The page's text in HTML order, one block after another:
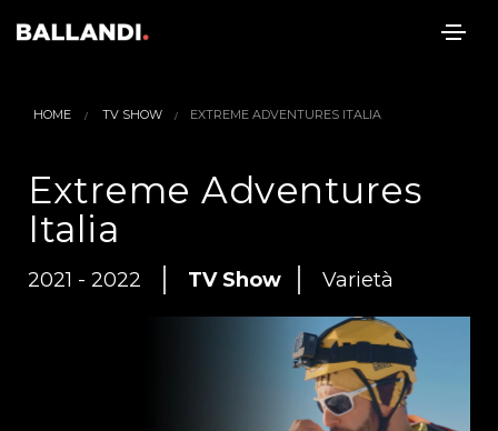
HOME TV SHOW EXTREME ADVENTURES ITALIA
Extreme Adventures
Italia
2021 - 2022 TV Show Varietà